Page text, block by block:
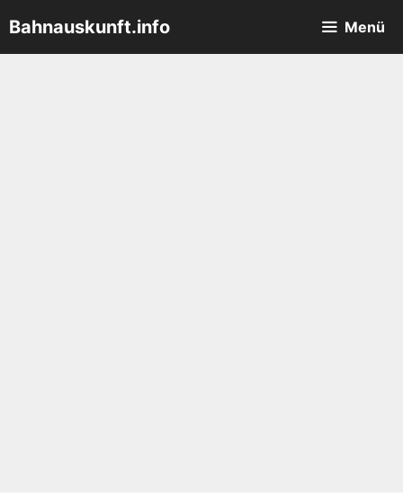
Inhalt
springen
Bahnauskunft.info Menü